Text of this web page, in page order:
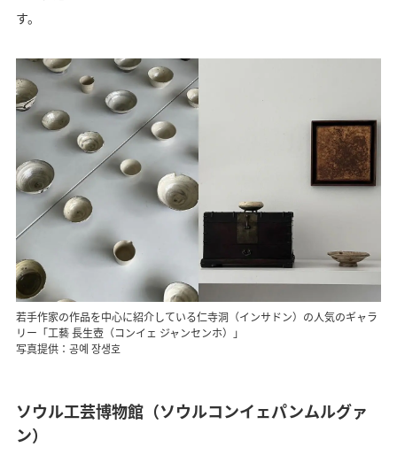
す。
若手作家の作品を中心に紹介している仁寺洞（インサドン）の人気のギャラ
リー「工藝 長生壺（コンイェ ジャンセンホ）」
写真提供：공예 장생호
ソウル工芸博物館（ソウルコンイェパンムルグァ
ン）